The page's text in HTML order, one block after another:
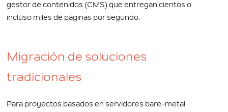
gestor de contenidos (CMS) que entregan cientos o
incluso miles de páginas por segundo.
Migración de soluciones
tradicionales
Para proyectos basados en servidores bare-metal